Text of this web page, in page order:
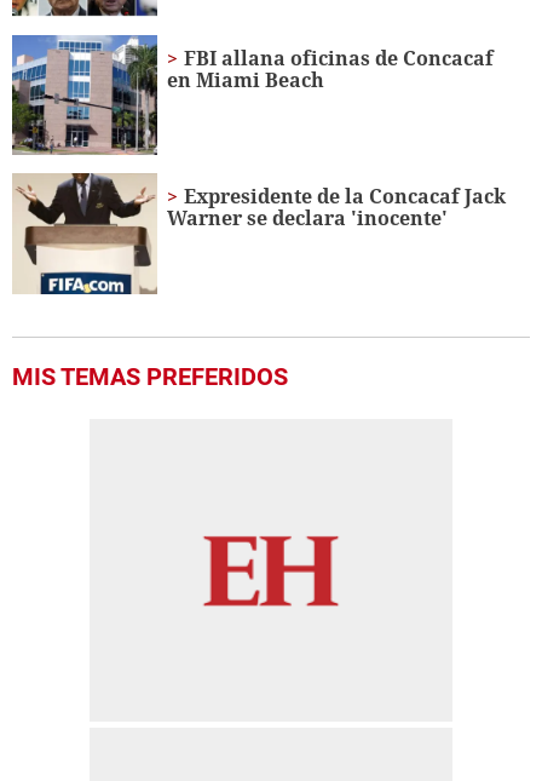
FBI allana oficinas de Concacaf
en Miami Beach
Expresidente de la Concacaf Jack
Warner se declara 'inocente'
MIS TEMAS PREFERIDOS